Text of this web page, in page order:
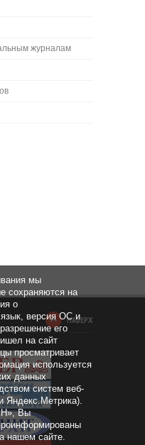
журналам
НАВЕРХ
мы
сохраняются на
о
версия ОС и
его
на сайт
просматривает
используется
данных
систем веб-
Яндекс.Метрика).
Вы
нашем сайте.